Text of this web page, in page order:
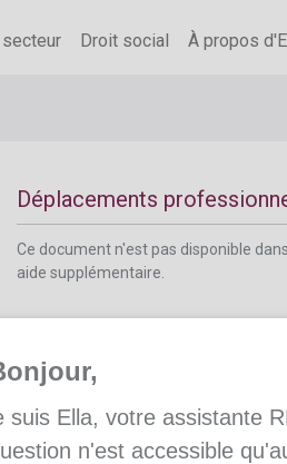
Droit social À propos
aide supplémentaire.
Déplacements
Ce document n'est pas disponible
aide supplémentaire.
Nouveau ou d’occasion
suis Ella, votre assistante
n'est accessible